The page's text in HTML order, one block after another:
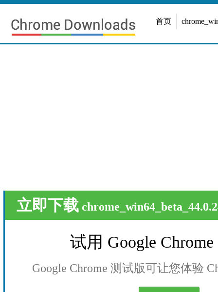
首页
立即下载
试用 Google
Google Chrome 测试版可让您体验